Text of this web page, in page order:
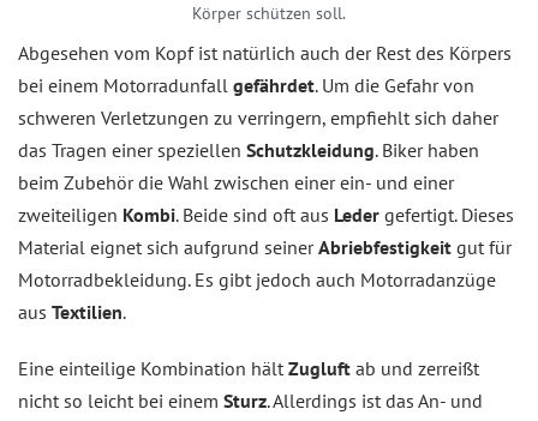
Körper schützen soll.
Abgesehen vom Kopf ist natürlich auch der Rest des Körpers
bei einem Motorradunfall gefährdet. Um die Gefahr von
schweren Verletzungen zu verringern, empfiehlt sich daher
das Tragen einer speziellen Schutzkleidung. Biker haben
beim Zubehör die Wahl zwischen einer ein- und einer
zweiteiligen Kombi. Beide sind oft aus Leder gefertigt. Dieses
Material eignet sich aufgrund seinerAbriebfestigkeit gut für
Motorradbekleidung. Es gibt jedoch auch Motorradanzüge
aus Textilien.
Eine einteilige Kombination hält Zugluft ab und zerreißt
nicht so leicht bei einem Sturz. Allerdings ist das An- und